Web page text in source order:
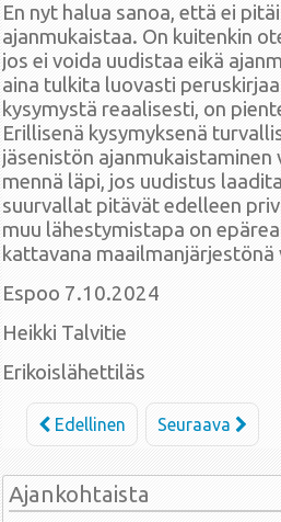
En nyt halua sanoa, että ei
ajanmukaistaa. On kuitenkin
jos ei voida uudistaa eikä
aina tulkita luovasti
kysymystä reaalisesti, on
Erillisenä kysymyksenä
jäsenistön
mennä läpi, jos uudistus
suurvallat pitävät edelleen
muu lähestymistapa on
kattavana maailmanjärjestönä
Espoo 7.10.2024
Heikki Talvitie
Erikoislähettiläs
Edellinen Seuraava
Ajankohtaista